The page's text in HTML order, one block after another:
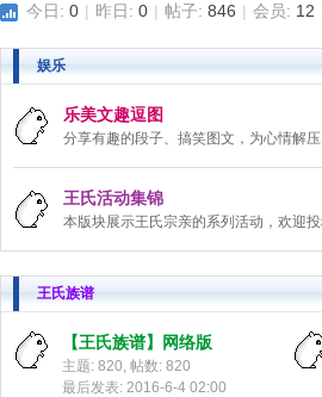
水
美
»
今日: 0 | 昨日: 0 | 帖子: 846 | 会员: 12
娱乐
乐美文趣逗图
分享有趣的段子、搞笑图文，为心情解压
王氏活动集锦
本版块展示王氏宗亲的系列活动，欢迎投
王氏族谱
【王氏族谱】网络版
主题: 820, 帖数: 820
最后发表: 2016-6-4 02:00